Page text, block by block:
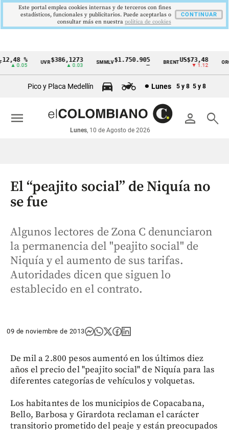
Cintillo
económicos
Colombia
%
▲ 0.05
UVR$386,1273
▲ 0.03
SMMLV$1.750.905 BRENTUS$73,48
▼ 1.12
ORO
Pico y Placa Medellín Lunes 5 y 8 5 y 8
person search
Lunes, 10 de Agosto de 2026
menu
El “peajito social” de Niquía no
se fue
Algunos lectores de Zona C denunciaron
la permanencia del "peajito social" de
Niquía y el aumento de sus tarifas.
Autoridades dicen que siguen lo
establecido en el contrato.
09 de noviembre de 2013
De mil a 2.800 pesos aumentó en los últimos diez
años el precio del "peajito social" de Niquía para las
diferentes categorías de vehículos y volquetas.
Los habitantes de los municipios de Copacabana,
Bello, Barbosa y Girardota reclaman el carácter
transitorio prometido del peaje y están preocupados
Este portal emplea cookies internas y de terceros con fines
estadísticos, funcionales y publicitarios. Puede aceptarlas o
consultar más en nuestra politica de cookies
CONTINUAR